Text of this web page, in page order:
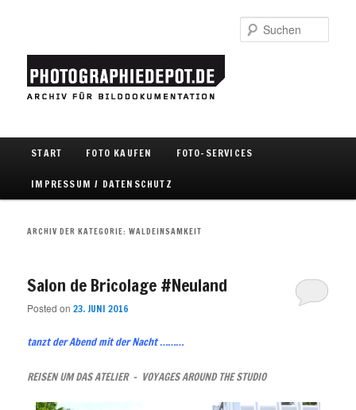
Zum Inhalt wechseln
Zum sekundären Inhalt wechseln
START FOTO KAUFEN FOTO-SERVICES
IMPRESSUM / DATENSCHUTZ
ARCHIV DER KATEGORIE:WALDEINSAMKEIT
Salon de Bricolage #Neuland
Posted on23. JUNI 2016
tanzt der Abend mit der Nacht ………
REISEN UM DAS ATELIER – VOYAGES AROUND THE STUDIO